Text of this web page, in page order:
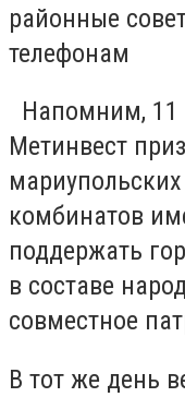
районные
телефонам
Напомним, 11
Метинвест
комбинатов
поддержать
в составе
совместное
В тот же день